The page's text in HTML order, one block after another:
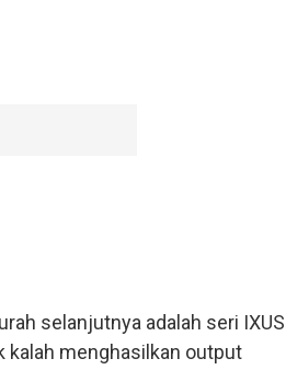
selanjutnya adalah seri IXUS
kalah menghasilkan output